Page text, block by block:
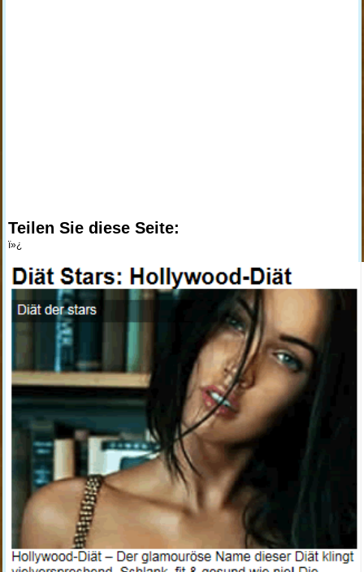
Teilen Sie diese Seite:
ï»¿